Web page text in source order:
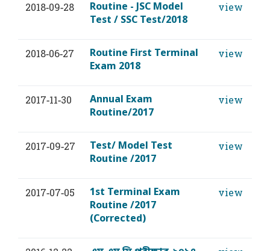
2018-09-28
Routine - JSC Model
Test / SSC Test/2018
view
2018-06-27
Routine First Terminal
Exam 2018
view
2017-11-30
Annual Exam
Routine/2017
view
2017-09-27
Test/ Model Test
Routine /2017
view
2017-07-05
1st Terminal Exam
Routine /2017
(Corrected)
view